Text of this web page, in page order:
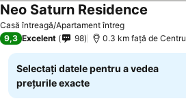
Casă întreagă/Apartament întreg
Neo Saturn Residence
9,3 Excelent 98 0.3 km faţă de Centru
Selectați datele pentru a vedea
prețurile exacte